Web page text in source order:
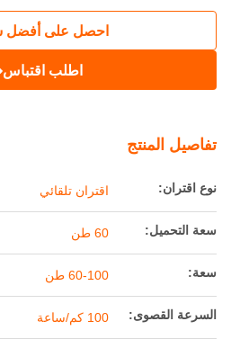
احصل على أفضل
اطلب اقتباس
تفاصيل المنتج
نوع اقتران: اقتران تلقائي
سعة التحميل: 60 طن
سعة: 60-100 طن
السرعة القصوى: 100 كم/ساعة